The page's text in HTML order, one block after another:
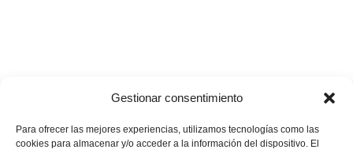
Gestionar consentimiento
Para ofrecer las mejores experiencias, utilizamos tecnologías como las
cookies para almacenar y/o acceder a la información del dispositivo. El